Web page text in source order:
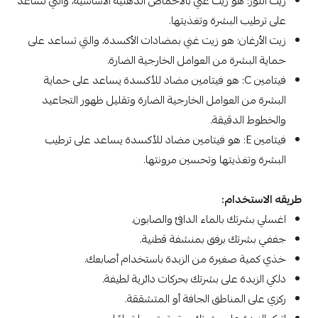
على ترطيب البشرة وتغذيتها.
زيت الأرغان: هو زيت غني بمضادات الأكسدة، والتي تساعد على
حماية البشرة من العوامل الخارجية الضارة.
فيتامين C: هو فيتامين مضاد للأكسدة يساعد على حماية
البشرة من العوامل الخارجية الضارة وتقليل ظهور التجاعيد
والخطوط الدقيقة.
فيتامين E: هو فيتامين مضاد للأكسدة يساعد على ترطيب
البشرة وتغذيتها وتحسين مرونتها.
طريقه الاستخدام:
اغسلي بشرتك بالماء الدافئ والصابون.
جففي بشرتك برفق بمنشفة قطنية.
خذي كمية صغيرة من الزبدة باستخدام أصابعك.
دلكي الزبدة على بشرتك بحركات دائرية لطيفة.
ركزي على المناطق الجافة أو المتشققة.